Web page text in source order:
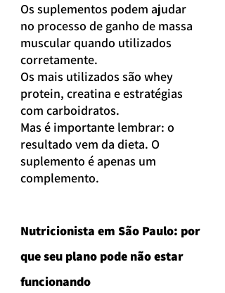
Os suplementos podem ajudar
no processo de ganho de massa
muscular quando utilizados
corretamente.
Os mais utilizados são whey
protein, creatina e estratégias
com carboidratos.
Mas é importante lembrar: o
resultado vem da dieta. O
suplemento é apenas um
complemento.
Nutricionista em São Paulo: por
que seu plano pode não estar
funcionando